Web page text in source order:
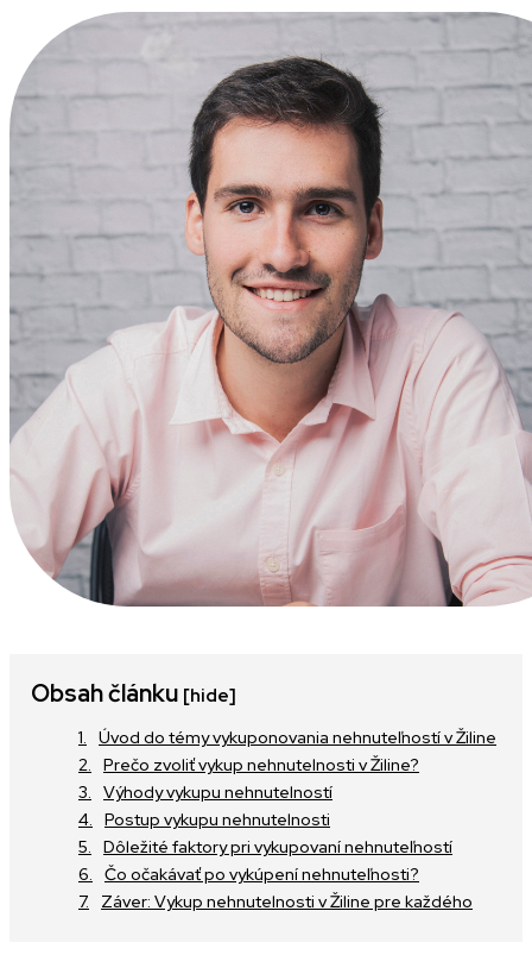
Obsah článku [hide]
Úvod do témy vykuponovania nehnuteľností v Žiline
Prečo zvoliť vykup nehnutelnosti v Žiline?
Výhody vykupu nehnutelností
Postup vykupu nehnutelnosti
Dôležité faktory pri vykupovaní nehnuteľností
Čo očakávať po vykúpení nehnuteľnosti?
Záver: Vykup nehnutelnosti v Žiline pre každého